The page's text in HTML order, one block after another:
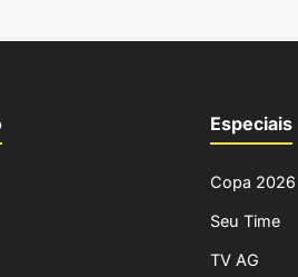
Especiais
Copa 2026
Seu Time
TV AG